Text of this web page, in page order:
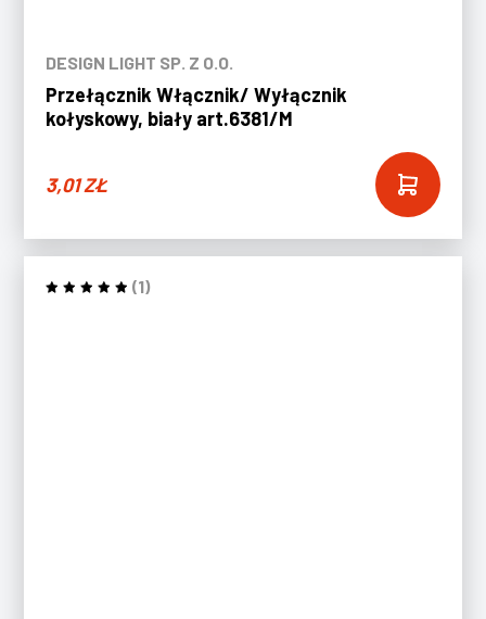
DESIGN LIGHT SP. Z O.O.
Przełącznik Włącznik/ Wyłącznik
kołyskowy, biały art.6381/M
3,01ZŁ
(1)